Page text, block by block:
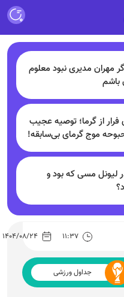
مهران مدیری نبود معلوم
باشم
از گرما؛ توصیه عجیب
موج گرمای بی‌سابقه!
مسی که بود و
۱۱:۳۷ ۱۴۰۴/۰۸/۲۴
جداول ورزشی